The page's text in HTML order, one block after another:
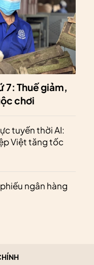
7: Thuế giảm,
chơi
tuyến thời AI:
Việt tăng tốc
ngân hàng